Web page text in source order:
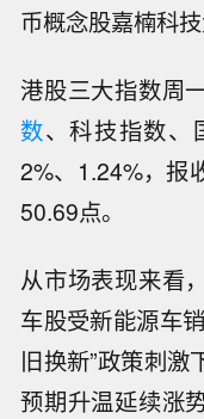
币概念股嘉楠科
港股三大指数周
数、科技指数、
2%、1.24%，报
50.69点。
从市场表现来看
车股受新能源车
旧换新”政策刺
预期升温延续涨